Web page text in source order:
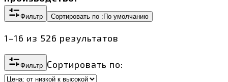
Фильтр Сортировать по : По умолчанию
1–16 из 526 результатов
Фильтр Сортировать по: